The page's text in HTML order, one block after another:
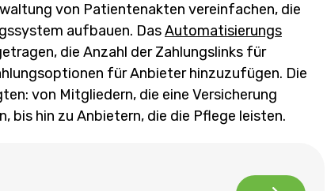
von Patientenakten vereinfachen, die
aufbauen. DasAutomatisierungs
die Anzahl der Zahlungslinks für
für Anbieter hinzuzufügen. Die
von Mitgliedern, die eine Versicherung
bis hin zu Anbietern, die die Pflege leisten.